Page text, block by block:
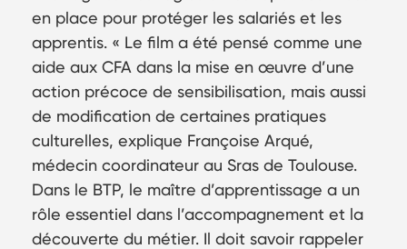
en place pour protéger les salariés et les
apprentis. « Le film a été pensé comme une
aide aux CFA dans la mise en œuvre d’une
action précoce de sensibilisation, mais aussi
de modification de certaines pratiques
culturelles, explique Françoise Arqué,
médecin coordinateur au Sras de Toulouse.
Dans le BTP, le maître d’apprentissage a un
rôle essentiel dans l’accompagnement et la
découverte du métier. Il doit savoir rappeler